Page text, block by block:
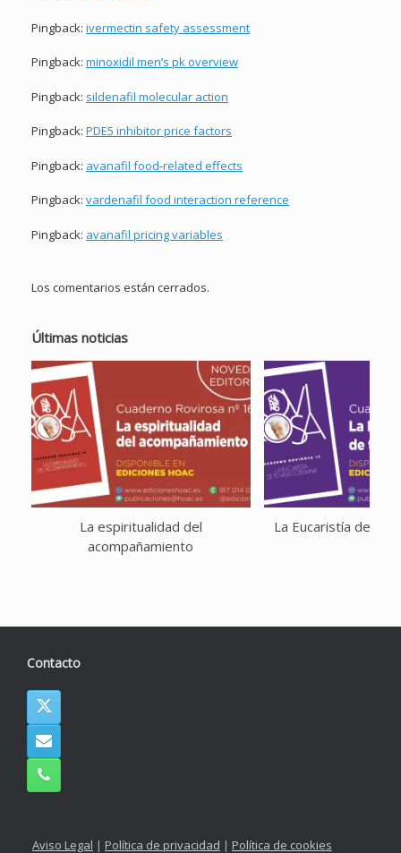
Pingback: ivermectin safety assessment
Pingback: minoxidil men’s pk overview
Pingback: sildenafil molecular action
Pingback: PDE5 inhibitor price factors
Pingback: avanafil food‑related effects
Pingback: vardenafil food interaction reference
Pingback: avanafil pricing variables
Los comentarios están cerrados.
Últimas noticias
La espiritualidad del
acompañamiento
La Eucaristía de tu
Contacto
Aviso Legal | Política de privacidad | Política de cookies